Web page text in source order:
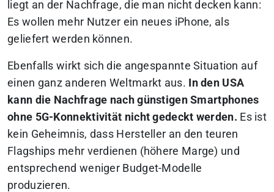
liegt an der Nachfrage, die man nicht decken kann:
Es wollen mehr Nutzer ein neues iPhone, als
geliefert werden können.
Ebenfalls wirkt sich die angespannte Situation auf
einen ganz anderen Weltmarkt aus. In den USA
kann die Nachfrage nach günstigen Smartphones
ohne 5G-Konnektivität nicht gedeckt werden. Es ist
kein Geheimnis, dass Hersteller an den teuren
Flagships mehr verdienen (höhere Marge) und
entsprechend weniger Budget-Modelle
produzieren.